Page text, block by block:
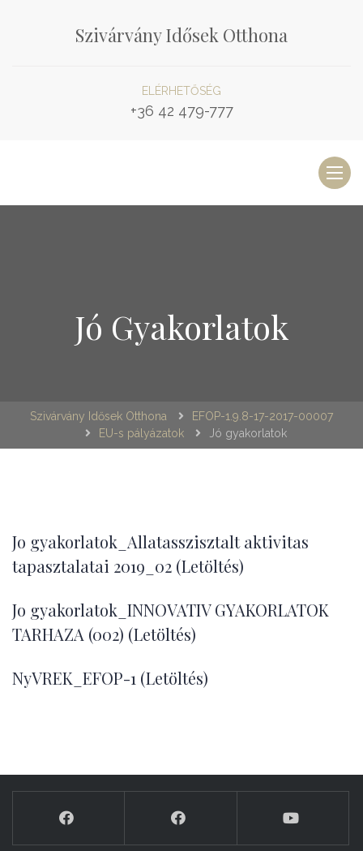
Szivárvány Idősek Otthona
ELÉRHETŐSÉG
+36 42 479-777
Jó Gyakorlatok
Szivárvány Idősek Otthona
EFOP-1.9.8-17-2017-00007
EU-s pályázatok
Jó gyakorlatok
Jo gyakorlatok_Allatasszisztalt aktivitas
tapasztalatai 2019_02 (Letöltés)
Jo gyakorlatok_INNOVATIV GYAKORLATOK
TARHAZA (002) (Letöltés)
NyVREK_EFOP-1 (Letöltés)